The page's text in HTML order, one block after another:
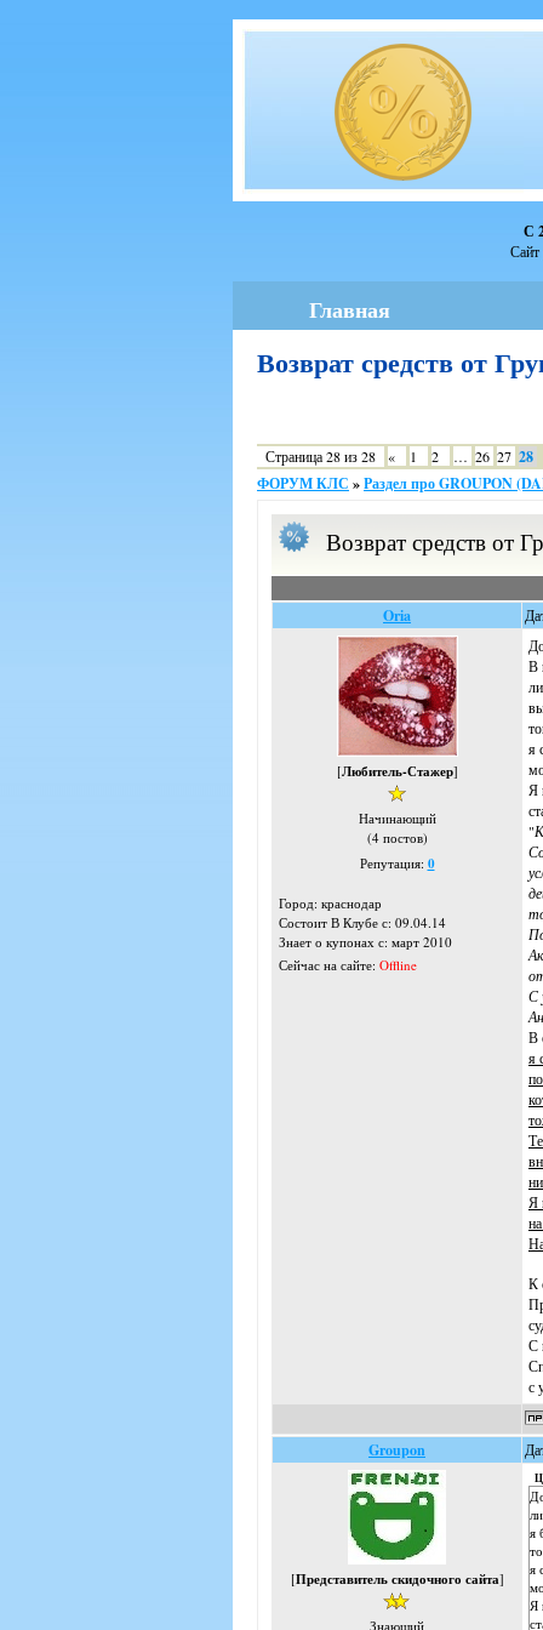
С
Сайт
Главная
Возврат средств от
Страница28из28 « 1 2 … 26 27 28
ФОРУМ КЛС »Раздел про GROUPON
Возврат средств от
Oria
[Любитель-Стажер]
Начинающий
(4 постов)
Репутация: 0
Город: краснодар
Состоит В Клубе с: 09.04.14
Знает о купонах с: март 2010
Сейчас на сайте: Offline
В
я
Я
"
С
В
я
Я
К
С
с
Groupon
[Представитель скидочного сайта]
Знающий
я
я
Я